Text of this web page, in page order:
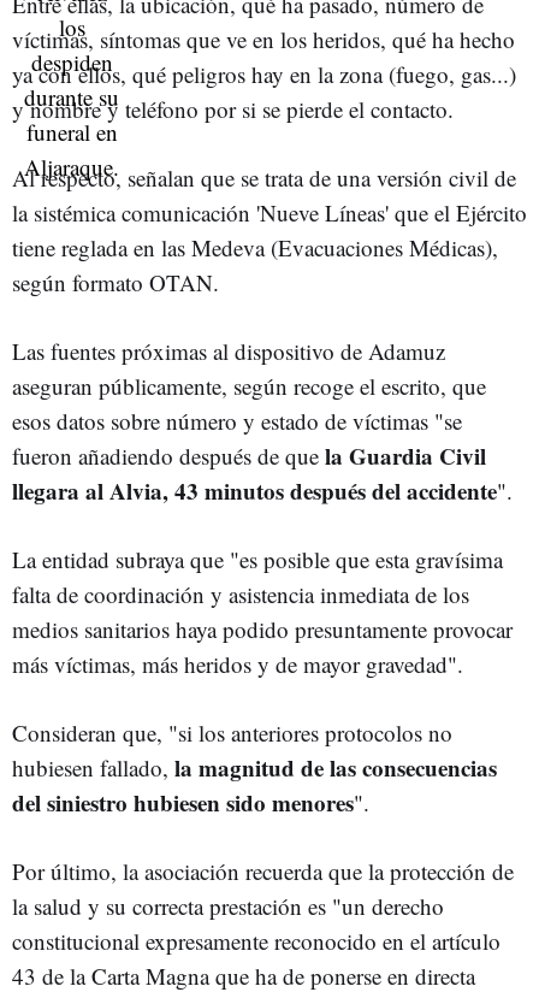
víctimas, síntomas que ve en los heridos, qué ha hecho
ya con ellos, qué peligros hay en la zona (fuego, gas...)
y nombre y teléfono por si se pierde el contacto.
Al respecto, señalan que se trata de una versión civil de
la sistémica comunicación 'Nueve Líneas' que el Ejército
tiene reglada en las Medeva (Evacuaciones Médicas),
según formato OTAN.
Las fuentes próximas al dispositivo de Adamuz
aseguran públicamente, según recoge el escrito, que
esos datos sobre número y estado de víctimas "se
fueron añadiendo después de que la Guardia Civil
llegara al Alvia, 43 minutos después del accidente".
La entidad subraya que "es posible que esta gravísima
falta de coordinación y asistencia inmediata de los
medios sanitarios haya podido presuntamente provocar
más víctimas, más heridos y de mayor gravedad".
Consideran que, "si los anteriores protocolos no
hubiesen fallado, la magnitud de las consecuencias
del siniestro hubiesen sido menores".
Por último, la asociación recuerda que la protección de
la salud y su correcta prestación es "un derecho
constitucional expresamente reconocido en el artículo
43 de la Carta Magna que ha de ponerse en directa